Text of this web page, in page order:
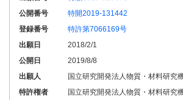
公開番号
特開2019-131442
登録番号
特許第7066169号
出願日
2018/2/1
公開日
2019/8/8
出願人
国立研究開発法人物質・材料研究
特許権者
国立研究開発法人物質・材料研究